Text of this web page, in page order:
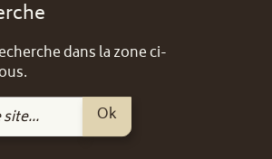
dans la zone ci-
Ok